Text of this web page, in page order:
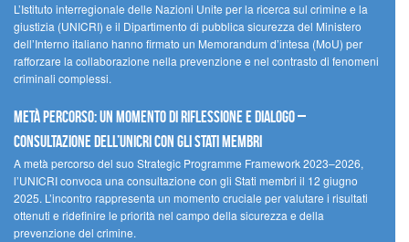
L’Istituto interregionale delle Nazioni Unite per la ricerca sul crimine e la
giustizia (UNICRI) e il Dipartimento di pubblica sicurezza del Ministero
dell’Interno italiano hanno firmato un Memorandum d’intesa (MoU) per
rafforzare la collaborazione nella prevenzione e nel contrasto di fenomeni
criminali complessi.
Metà percorso: un momento di riflessione e dialogo –
Consultazione dell’UNICRI con gli Stati membri
A metà percorso del suo Strategic Programme Framework 2023–2026,
l’UNICRI convoca una consultazione con gli Stati membri il 12 giugno
2025. L’incontro rappresenta un momento cruciale per valutare i risultati
ottenuti e ridefinire le priorità nel campo della sicurezza e della
prevenzione del crimine.